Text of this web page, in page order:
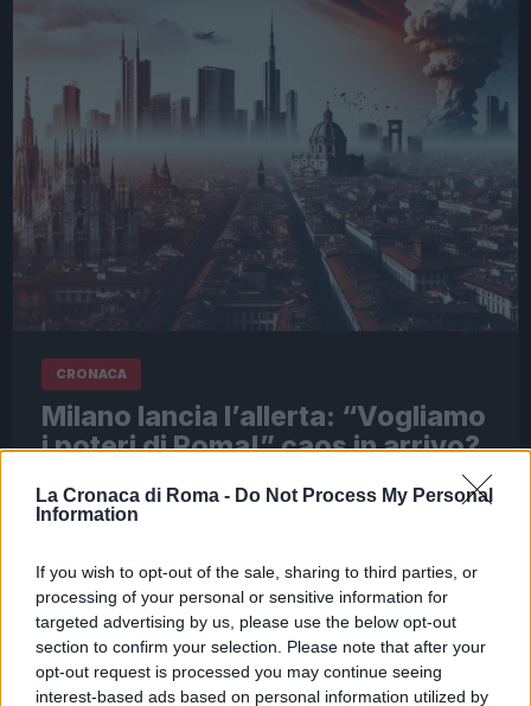
La Cronaca di Roma - Do Not Process My Personal
Information
If you wish to opt-out of the sale, sharing to third parties, or
processing of your personal or sensitive information for
targeted advertising by us, please use the below opt-out
section to confirm your selection. Please note that after your
opt-out request is processed you may continue seeing
interest-based ads based on personal information utilized by
CRONACA
Milano lancia l’allerta: “Vogliamo
i poteri di Roma!” caos in arrivo?
6 Maggio 2026 - 12:26 Redazione Digitale
Roma, la Capitale, si trova oggi al centro di una
dovrebbe arricchire il ruolo della città, ha acceso
il dibattito…
Leggi l’articolo →